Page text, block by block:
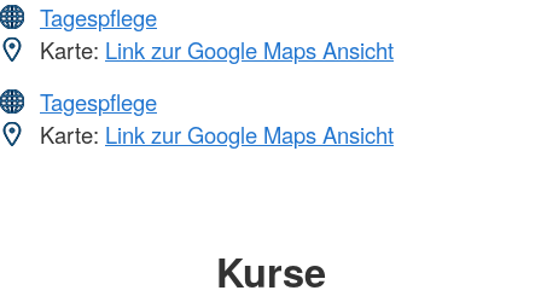
Tagespflege
Karte: Link zur Google Maps Ansicht
Tagespflege
Karte: Link zur Google Maps Ansicht
Kurse